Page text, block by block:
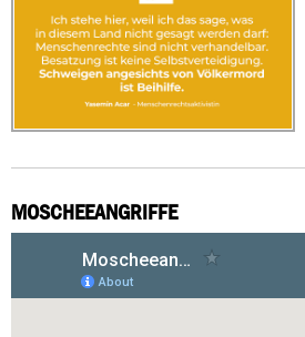
MOSCHEEANGRIFFE